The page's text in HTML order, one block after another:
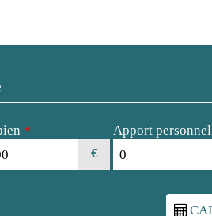
*
€
Apport personnel